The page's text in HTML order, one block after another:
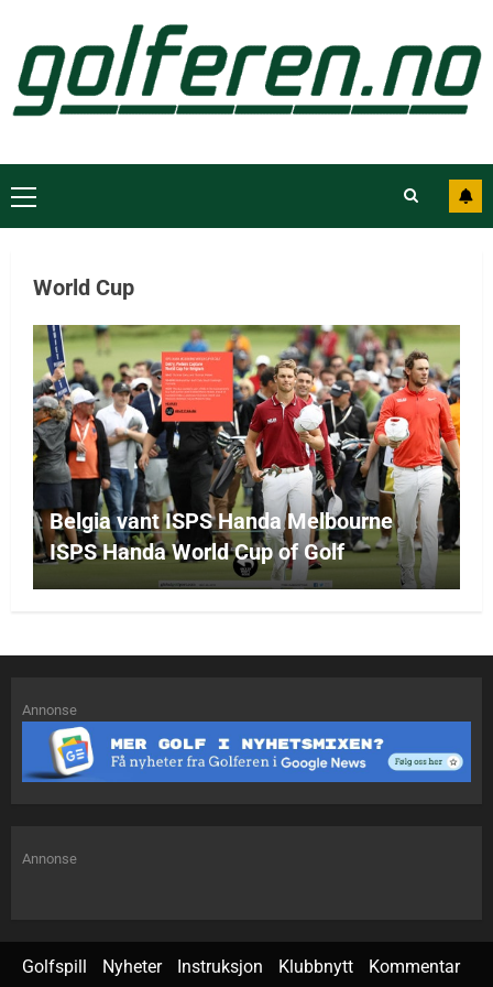
World Cup
Belgia vant ISPS Handa Melbourne
ISPS Handa World Cup of Golf
Annonse
Annonse
Golfspill Nyheter Instruksjon Klubbnytt
Kommentar